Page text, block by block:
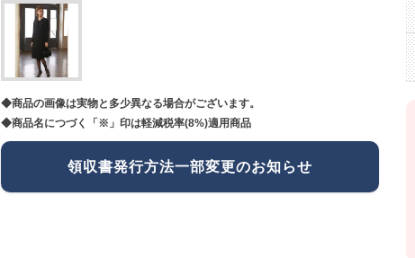
◆商品の画像は実物と多少異なる場合がございます。
◆商品名につづく「※」印は軽減税率(8%)適用商品
領収書発行方法一部変更のお知らせ